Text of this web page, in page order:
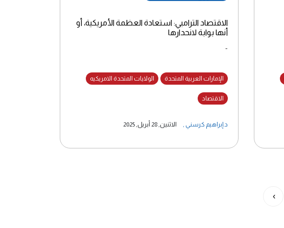
الاقتصاد الترامبي: استعادة العظمة الأمريكية، أو
أنها بوابة لانحدارها
-
د.إبراهيم كرسني , الاثنين, 28 أبريل, 2025
الإمارات العربية المتحدة الولايات المتحدة الامريكيه
الاقتصاد
›